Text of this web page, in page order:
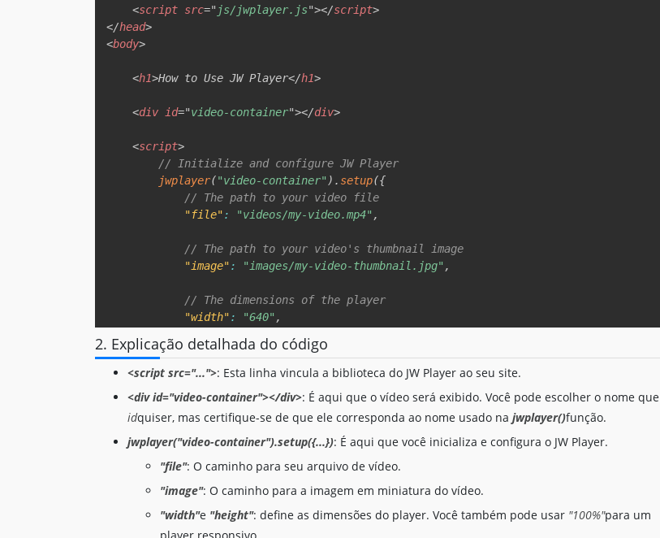
<script src=" js/jwplayer.js"></script>
</head>
<body>
<h1>How to Use JW Player</h1>
<div id="video-container"></div>
<script>
// Initialize and configure JW Player
jwplayer("video-container" ) . setup({
// The path to your video file
"file": "videos/my-video.mp4" ,
// The path to your video's thumbnail image
"image": "images/my-video-thumbnail.jpg" ,
// The dimensions of the player
"width": "640" ,
// Autoplay the video when the page loads
// Show the player controls
"controls"
true
</script>
>
2. Explicação detalhada do código
<script src="...">: Esta linha vincula a biblioteca do JW Player ao seu site.
<div id="video-container"></div>: É aqui que o vídeo será exibido. Você pode escolher o nome que
idquiser, mas certifique-se de que ele corresponda ao nome usado na jwplayer()função.
jwplayer("video-container").setup({...}): É aqui que você inicializa e configura o JW Player.
"file": O caminho para seu arquivo de vídeo.
"image": O caminho para a imagem em miniatura do vídeo.
"width"e "height": define as dimensões do player. Você também pode usar "100%"para um